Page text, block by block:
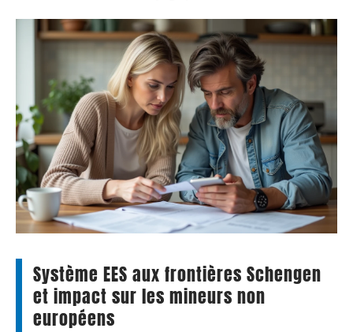
Système EES aux frontières Schengen
et impact sur les mineurs non
européens